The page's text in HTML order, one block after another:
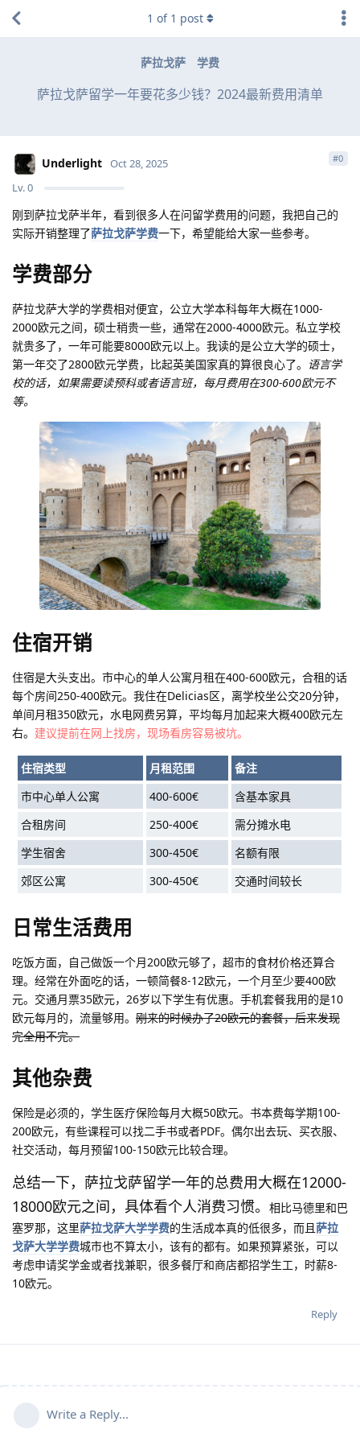
萨拉戈萨 学费
萨拉戈萨留学一年要花多少钱？2024最新费用清单
1 of 1 post
Underlight
Lv.0
Oct 28, 2025 #0
刚到萨拉戈萨半年，看到很多人在问留学费用的问题，我把自己的
实际开销整理了萨拉戈萨学费一下，希望能给大家一些参考。
学费部分
萨拉戈萨大学的学费相对便宜，公立大学本科每年大概在1000-
2000欧元之间，硕士稍贵一些，通常在2000-4000欧元。私立学校
就贵多了，一年可能要8000欧元以上。我读的是公立大学的硕士，
第一年交了2800欧元学费，比起英美国家真的算很良心了。 语言学
校的话，如果需要读预科或者语言班，每月费用在300-600欧元不
等。
住宿开销
住宿是大头支出。市中心的单人公寓月租在400-600欧元，合租的话
每个房间250-400欧元。我住在Delicias区，离学校坐公交20分钟，
单间月租350欧元，水电网费另算，平均每月加起来大概400欧元左
右。 建议提前在网上找房，现场看房容易被坑。
住宿类型 月租范围
备注
市中心单人公寓
400-600€
含基本家具
合租房间
250-400€
需分摊水电
学生宿舍
300-450€
名额有限
郊区公寓
300-450€ 交通时间较长
日常生活费用
吃饭方面，自己做饭一个月200欧元够了，超市的食材价格还算合
理。经常在外面吃的话，一顿简餐8-12欧元，一个月至少要400欧
元。交通月票35欧元，26岁以下学生有优惠。手机套餐我用的是10
欧元每月的，流量够用。 刚来的时候办了20欧元的套餐，后来发现
完全用不完。
其他杂费
保险是必须的，学生医疗保险每月大概50欧元。书本费每学期100-
200欧元，有些课程可以找二手书或者PDF。偶尔出去玩、买衣服、
社交活动，每月预留100-150欧元比较合理。
总结一下，萨拉戈萨留学一年的总费用大概在12000-
18000欧元之间，具体看个人消费习惯。 相比马德里和巴
塞罗那，这里萨拉戈萨大学学费的生活成本真的低很多，而且萨拉
戈萨大学学费城市也不算太小，该有的都有。如果预算紧张，可以
考虑申请奖学金或者找兼职，很多餐厅和商店都招学生工，时薪8-
10欧元。
Reply
Write a Reply...